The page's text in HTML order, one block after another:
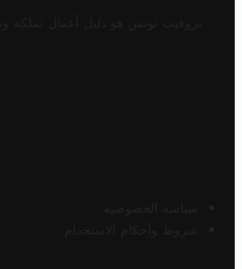
تروفيت تونس هو دليل أعمال تملكه
سياسة الخصوصية
شروط وأحكام الاستخدام